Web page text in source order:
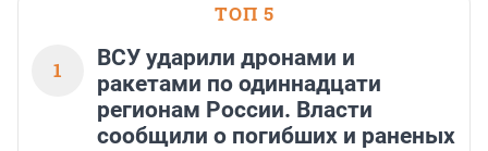
ТОП 5
1
ВСУ ударили дронами и
ракетами по одиннадцати
регионам России. Власти
сообщили о погибших и раненых